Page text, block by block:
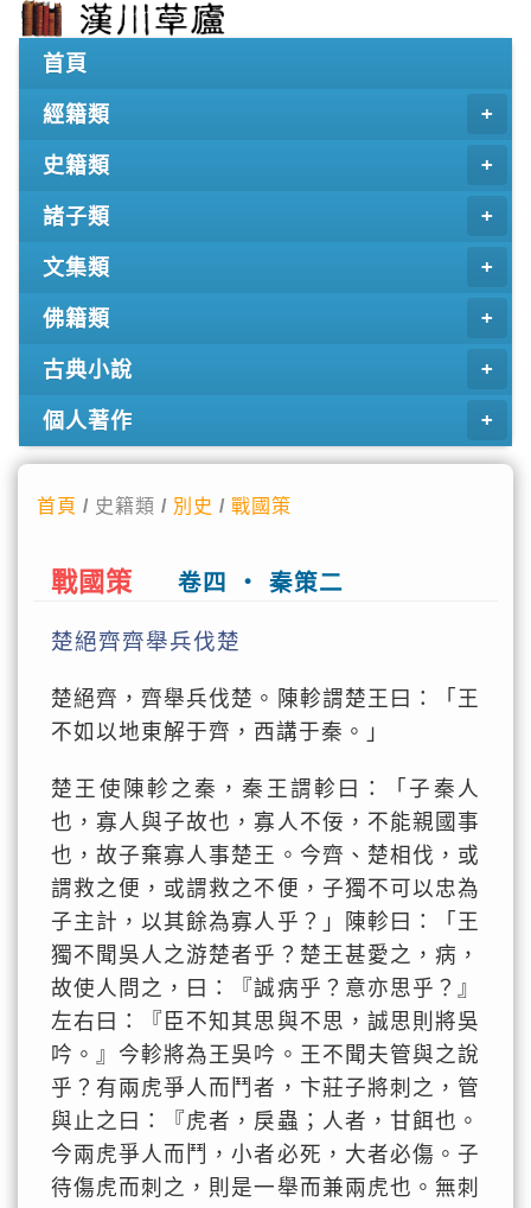
首頁
經籍類
史籍類
諸子類
文集類
佛籍類
古典小說
個人著作
首頁 / 史籍類 / 別史 /戰國策
戰國策 卷四 ‧ 秦策二
楚絕齊齊舉兵伐楚
楚絕齊，齊舉兵伐楚。陳軫謂楚王曰：「王
不如以地東解于齊，西講于秦。」
楚王使陳軫之秦，秦王謂軫曰：「子秦人
也，寡人與子故也，寡人不佞，不能親國事
也，故子棄寡人事楚王。今齊、楚相伐，或
謂救之便，或謂救之不便，子獨不可以忠為
子主計，以其餘為寡人乎？」陳軫曰：「王
獨不聞吳人之游楚者乎？楚王甚愛之，病，
故使人問之，曰：『誠病乎？意亦思乎？』
左右曰：『臣不知其思與不思，誠思則將吳
吟。』今軫將為王吳吟。王不聞夫管與之說
乎？有兩虎爭人而鬥者，卞莊子將刺之，管
與止之曰：『虎者，戾蟲；人者，甘餌也。
今兩虎爭人而鬥，小者必死，大者必傷。子
待傷虎而刺之，則是一舉而兼兩虎也。無刺